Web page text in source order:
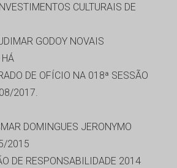
CULTURAIS DE
GODOY NOVAIS
HÁ
DE OFÍCIO NA 018ª SESSÃO
2017.
DOMINGUES JERONYMO
2015
DE RESPONSABILIDADE 2014